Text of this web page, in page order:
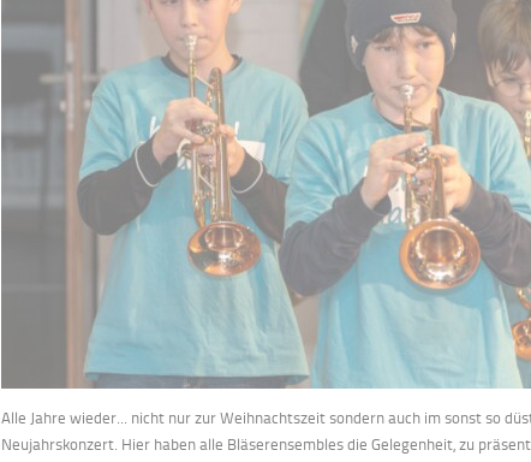
Alle Jahre wieder... nicht nur zur Weihnachtszeit sondern auch im sonst so
Neujahrskonzert. Hier haben alle Bläserensembles die Gelegenheit, zu